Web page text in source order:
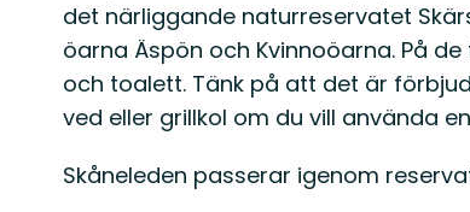
det närliggande naturreservatet
öarna Äspön och Kvinnoöarna. På
och toalett. Tänk på att det är
ved eller grillkol om du vill använda
Skåneleden passerar igenom